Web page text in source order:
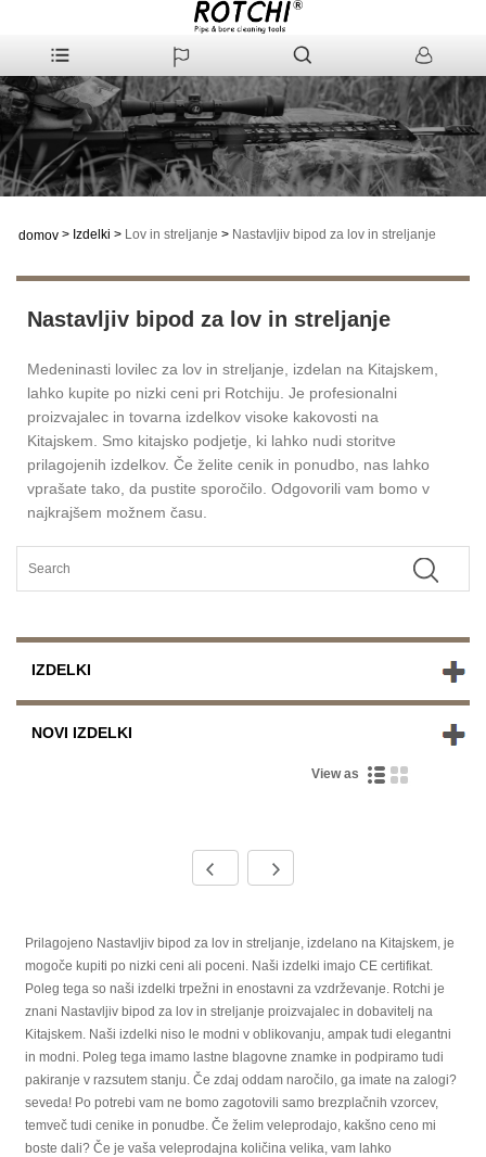
domov > Izdelki > Lov in streljanje > Nastavljiv bipod za lov in streljanje
Nastavljiv bipod za lov in streljanje
Medeninasti lovilec za lov in streljanje, izdelan na Kitajskem,
lahko kupite po nizki ceni pri Rotchiju. Je profesionalni
proizvajalec in tovarna izdelkov visoke kakovosti na
Kitajskem. Smo kitajsko podjetje, ki lahko nudi storitve
prilagojenih izdelkov. Če želite cenik in ponudbo, nas lahko
vprašate tako, da pustite sporočilo. Odgovorili vam bomo v
najkrajšem možnem času.
IZDELKI
NOVI IZDELKI
View as
Prilagojeno Nastavljiv bipod za lov in streljanje, izdelano na Kitajskem, je
mogoče kupiti po nizki ceni ali poceni. Naši izdelki imajo CE certifikat.
Poleg tega so naši izdelki trpežni in enostavni za vzdrževanje. Rotchi je
znani Nastavljiv bipod za lov in streljanje proizvajalec in dobavitelj na
Kitajskem. Naši izdelki niso le modni v oblikovanju, ampak tudi elegantni
in modni. Poleg tega imamo lastne blagovne znamke in podpiramo tudi
pakiranje v razsutem stanju. Če zdaj oddam naročilo, ga imate na zalogi?
seveda! Po potrebi vam ne bomo zagotovili samo brezplačnih vzorcev,
temveč tudi cenike in ponudbe. Če želim veleprodajo, kakšno ceno mi
boste dali? Če je vaša veleprodajna količina velika, vam lahko